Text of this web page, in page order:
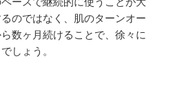
のではなく、肌のターンオー
数ヶ月続けることで、徐々に
しょう。